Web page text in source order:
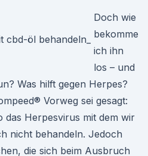
Doch wie
bekomme
ich ihn
los – und
Was hilft gegen Herpes?
Vorweg sei gesagt:
das Herpesvirus mit dem wir
nicht behandeln. Jedoch
die sich beim Ausbruch